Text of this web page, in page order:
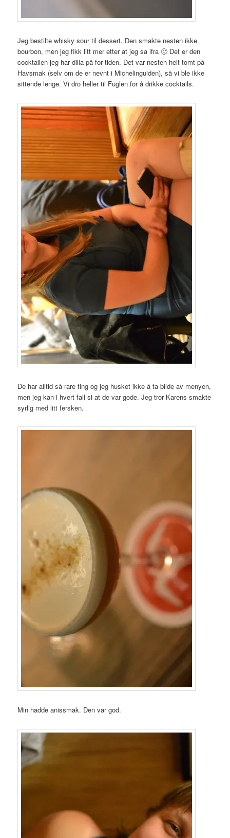
Jeg bestilte whisky sour til dessert. Den smakte nesten ikke
bourbon, men jeg fikk litt mer etter at jeg sa ifra 🙂 Det er den
cocktailen jeg har dilla på for tiden. Det var nesten helt tomt på
Havsmak (selv om de er nevnt i Michelinguiden), så vi ble ikke
sittende lenge. Vi dro heller til Fuglen for å drikke cocktails.
De har alltid så rare ting og jeg husket ikke å ta bilde av menyen,
men jeg kan i hvert fall si at de var gode. Jeg tror Karens smakte
syrlig med litt fersken.
Min hadde anissmak. Den var god.